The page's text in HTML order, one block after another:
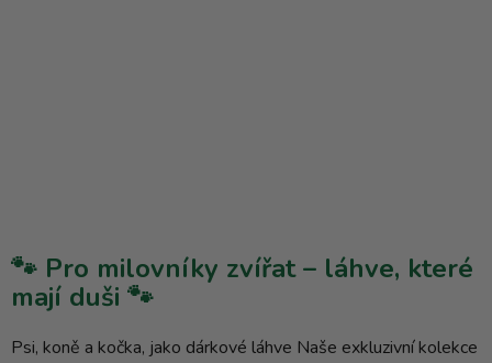
🐾 Pro milovníky zvířat – láhve, které
mají duši 🐾
Psi, koně a kočka, jako dárkové láhve Naše exkluzivní kolekce